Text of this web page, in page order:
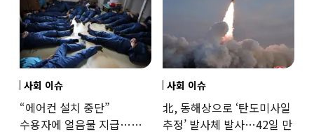
사회 이슈
“에어컨 설치 중단”
수용자에 얼음물 지급…
사회 이슈
北, 동해상으로 ‘탄도미사일
추정’ 발사체 발사…42일 만